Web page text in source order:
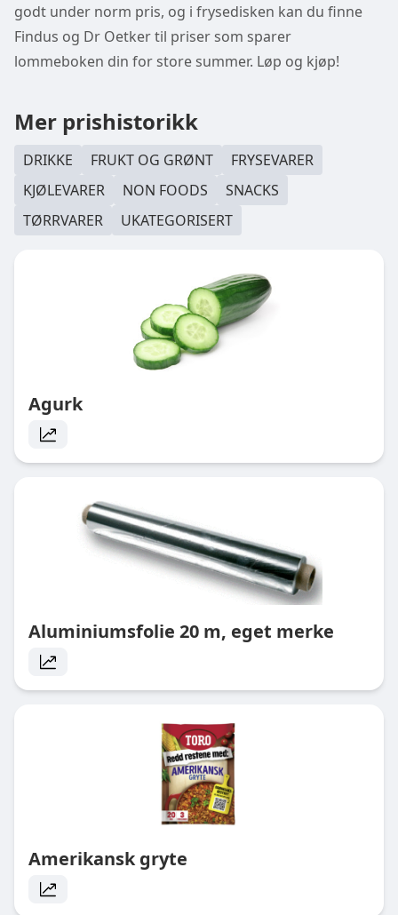
godt under norm pris, og i frysedisken kan du finne
Findus og Dr Oetker til priser som sparer
lommeboken din for store summer. Løp og kjøp!
Mer prishistorikk
DRIKKE FRUKT OG GRØNT
FRYSEVARER
KJØLEVARER
NON FOODS
SNACKS
TØRRVARER
UKATEGORISERT
Agurk
Aluminiumsfolie 20 m, eget merke
Amerikansk gryte